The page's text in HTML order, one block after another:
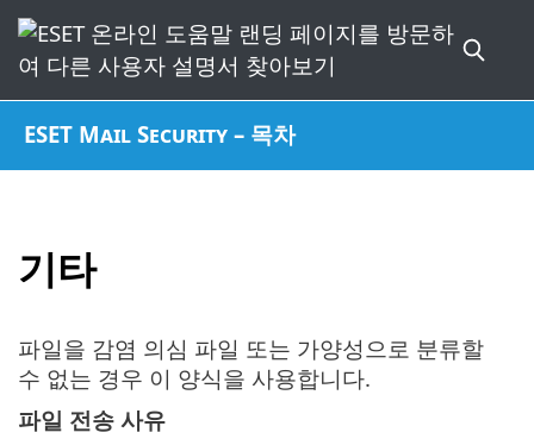
ESET Mail Security – 목차
기타
파일을 감염 의심 파일 또는 가양성으로 분류할
수 없는 경우 이 양식을 사용합니다.
파일 전송 사유